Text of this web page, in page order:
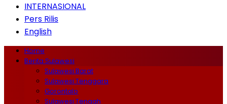
INTERNASIONAL
Pers Rilis
English
Home
Berita Sulawesi
Sulawesi Barat
Sulawesi Tenggara
Gorontalo
Sulawesi Tengah